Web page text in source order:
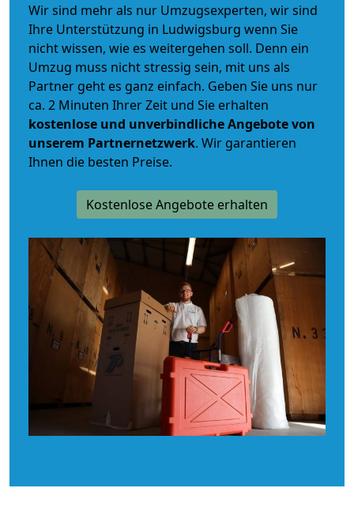
Wir sind mehr als nur Umzugsexperten, wir sind
Ihre Unterstützung in Ludwigsburg wenn Sie
nicht wissen, wie es weitergehen soll. Denn ein
Umzug muss nicht stressig sein, mit uns als
Partner geht es ganz einfach. Geben Sie uns nur
ca. 2 Minuten Ihrer Zeit und Sie erhalten
kostenlose und unverbindlicheAngebote von
unserem Partnernetzwerk. Wir garantieren
Ihnen die besten Preise.
Kostenlose Angebote erhalten